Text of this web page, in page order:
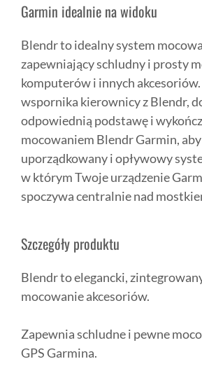
Garmin idealnie na widoku
Blendr to idealny system
zapewniający schludny i prosty
komputerów i innych
wspornika kierownicy z Blendr,
odpowiednią podstawę i
mocowaniem Blendr Garmin,
uporządkowany i opływowy
w którym Twoje urządzenie
spoczywa centralnie nad
Szczegóły produktu
Blendr to elegancki,
mocowanie akcesoriów.
Zapewnia schludne i pewne
GPS Garmina.